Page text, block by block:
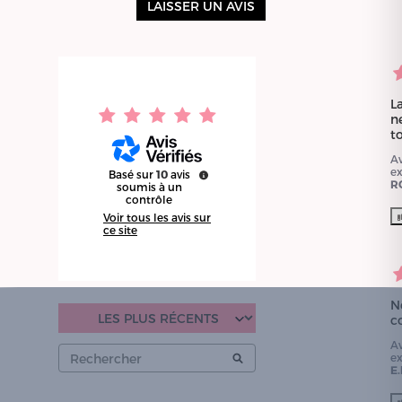
LAISSER UN AVIS
Basé sur 10 avis
soumis à un
contrôle
Voir tous les avis sur
ce site